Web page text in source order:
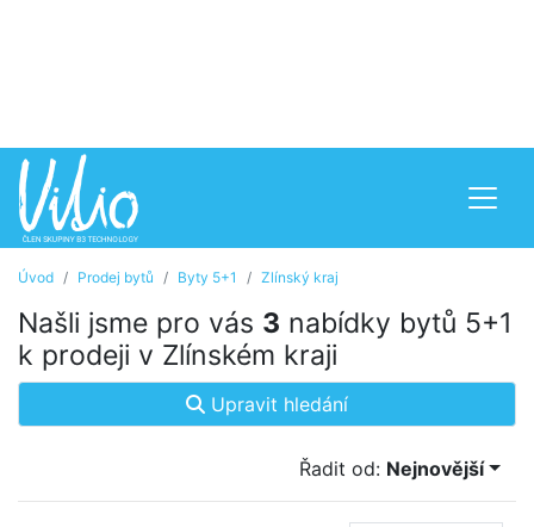
Úvod Prodej bytů Byty 5+1 Zlínský kraj
Našli jsme pro vás 3 nabídky bytů 5+1
k prodeji v Zlínském kraji
Upravit hledání
Řadit od: Nejnovější